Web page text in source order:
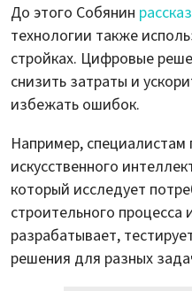
До этого Собянин
технологии также
стройках. Цифровые
снизить затраты и
избежать ошибок.
Например, специалистам
искусственного
который исследует
строительного
разрабатывает,
решения для разных